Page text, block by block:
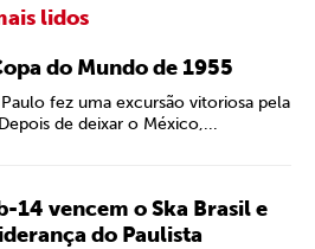
lidos
do Mundo de 1955
fez uma excursão vitoriosa pela
de deixar o México,...
14 vencem o Ska Brasil e
do Paulista